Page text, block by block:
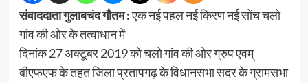
संवाददाता गुलाबचंद गौतम :एक नई पहल नई किरण नई सोंच चलो
गांव की ओर के तत्वाधान में
दिनांक 27 अक्टूबर 2019 को चलो गांव की ओर ग्रुप एवम्
बीएफएफ के तहत जिला प्रतापगढ़ के विधानसभा सदर के ग्रामसभा